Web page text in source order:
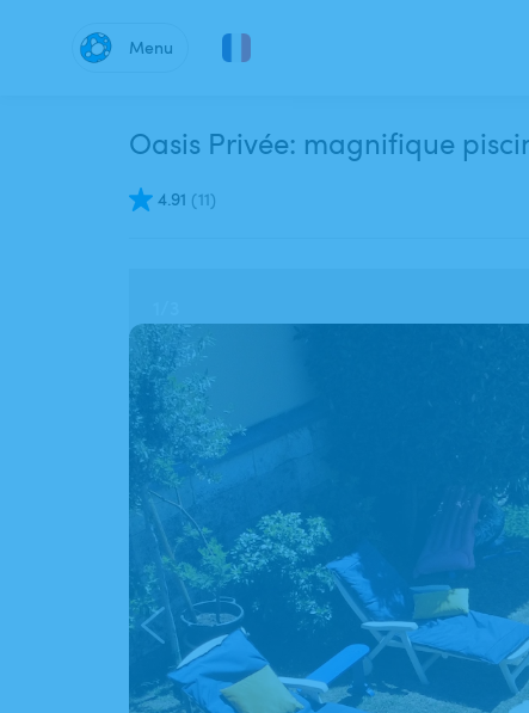
Menu
Oasis Privée: magnifique
4.91 (11)